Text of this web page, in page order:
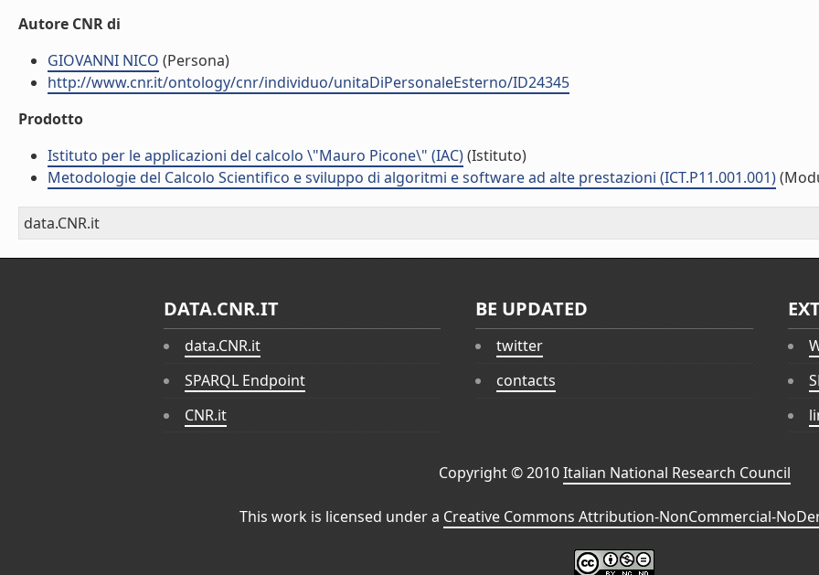
Autore CNR di
GIOVANNI NICO (Persona)
http://www.cnr.it/ontology/cnr/individuo/unitaDiPersonaleEsterno/ID24345
Prodotto
Istituto per le applicazioni del calcolo \"Mauro Picone\" (IAC)(Istituto)
Metodologie del Calcolo Scientifico e sviluppo di algoritmi e software ad alte prestazioni (ICT.P11.001.001)
data.CNR.it
DATA.CNR.IT
data.CNR.it
SPARQL Endpoint
CNR.it
BE UPDATED
twitter
contacts
Copyright © 2010Italian National Research Council
This work is licensed under a Creative Commons Attribution-NonCommercial-